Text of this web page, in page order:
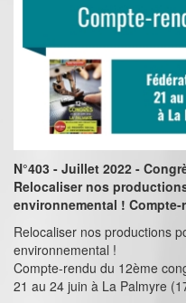
N°403 - Juillet 2022 -
Relocaliser nos
environnemental !
Relocaliser nos productions
environnemental !
Compte-rendu du 12ème
21 au 24 juin à La Palmyre